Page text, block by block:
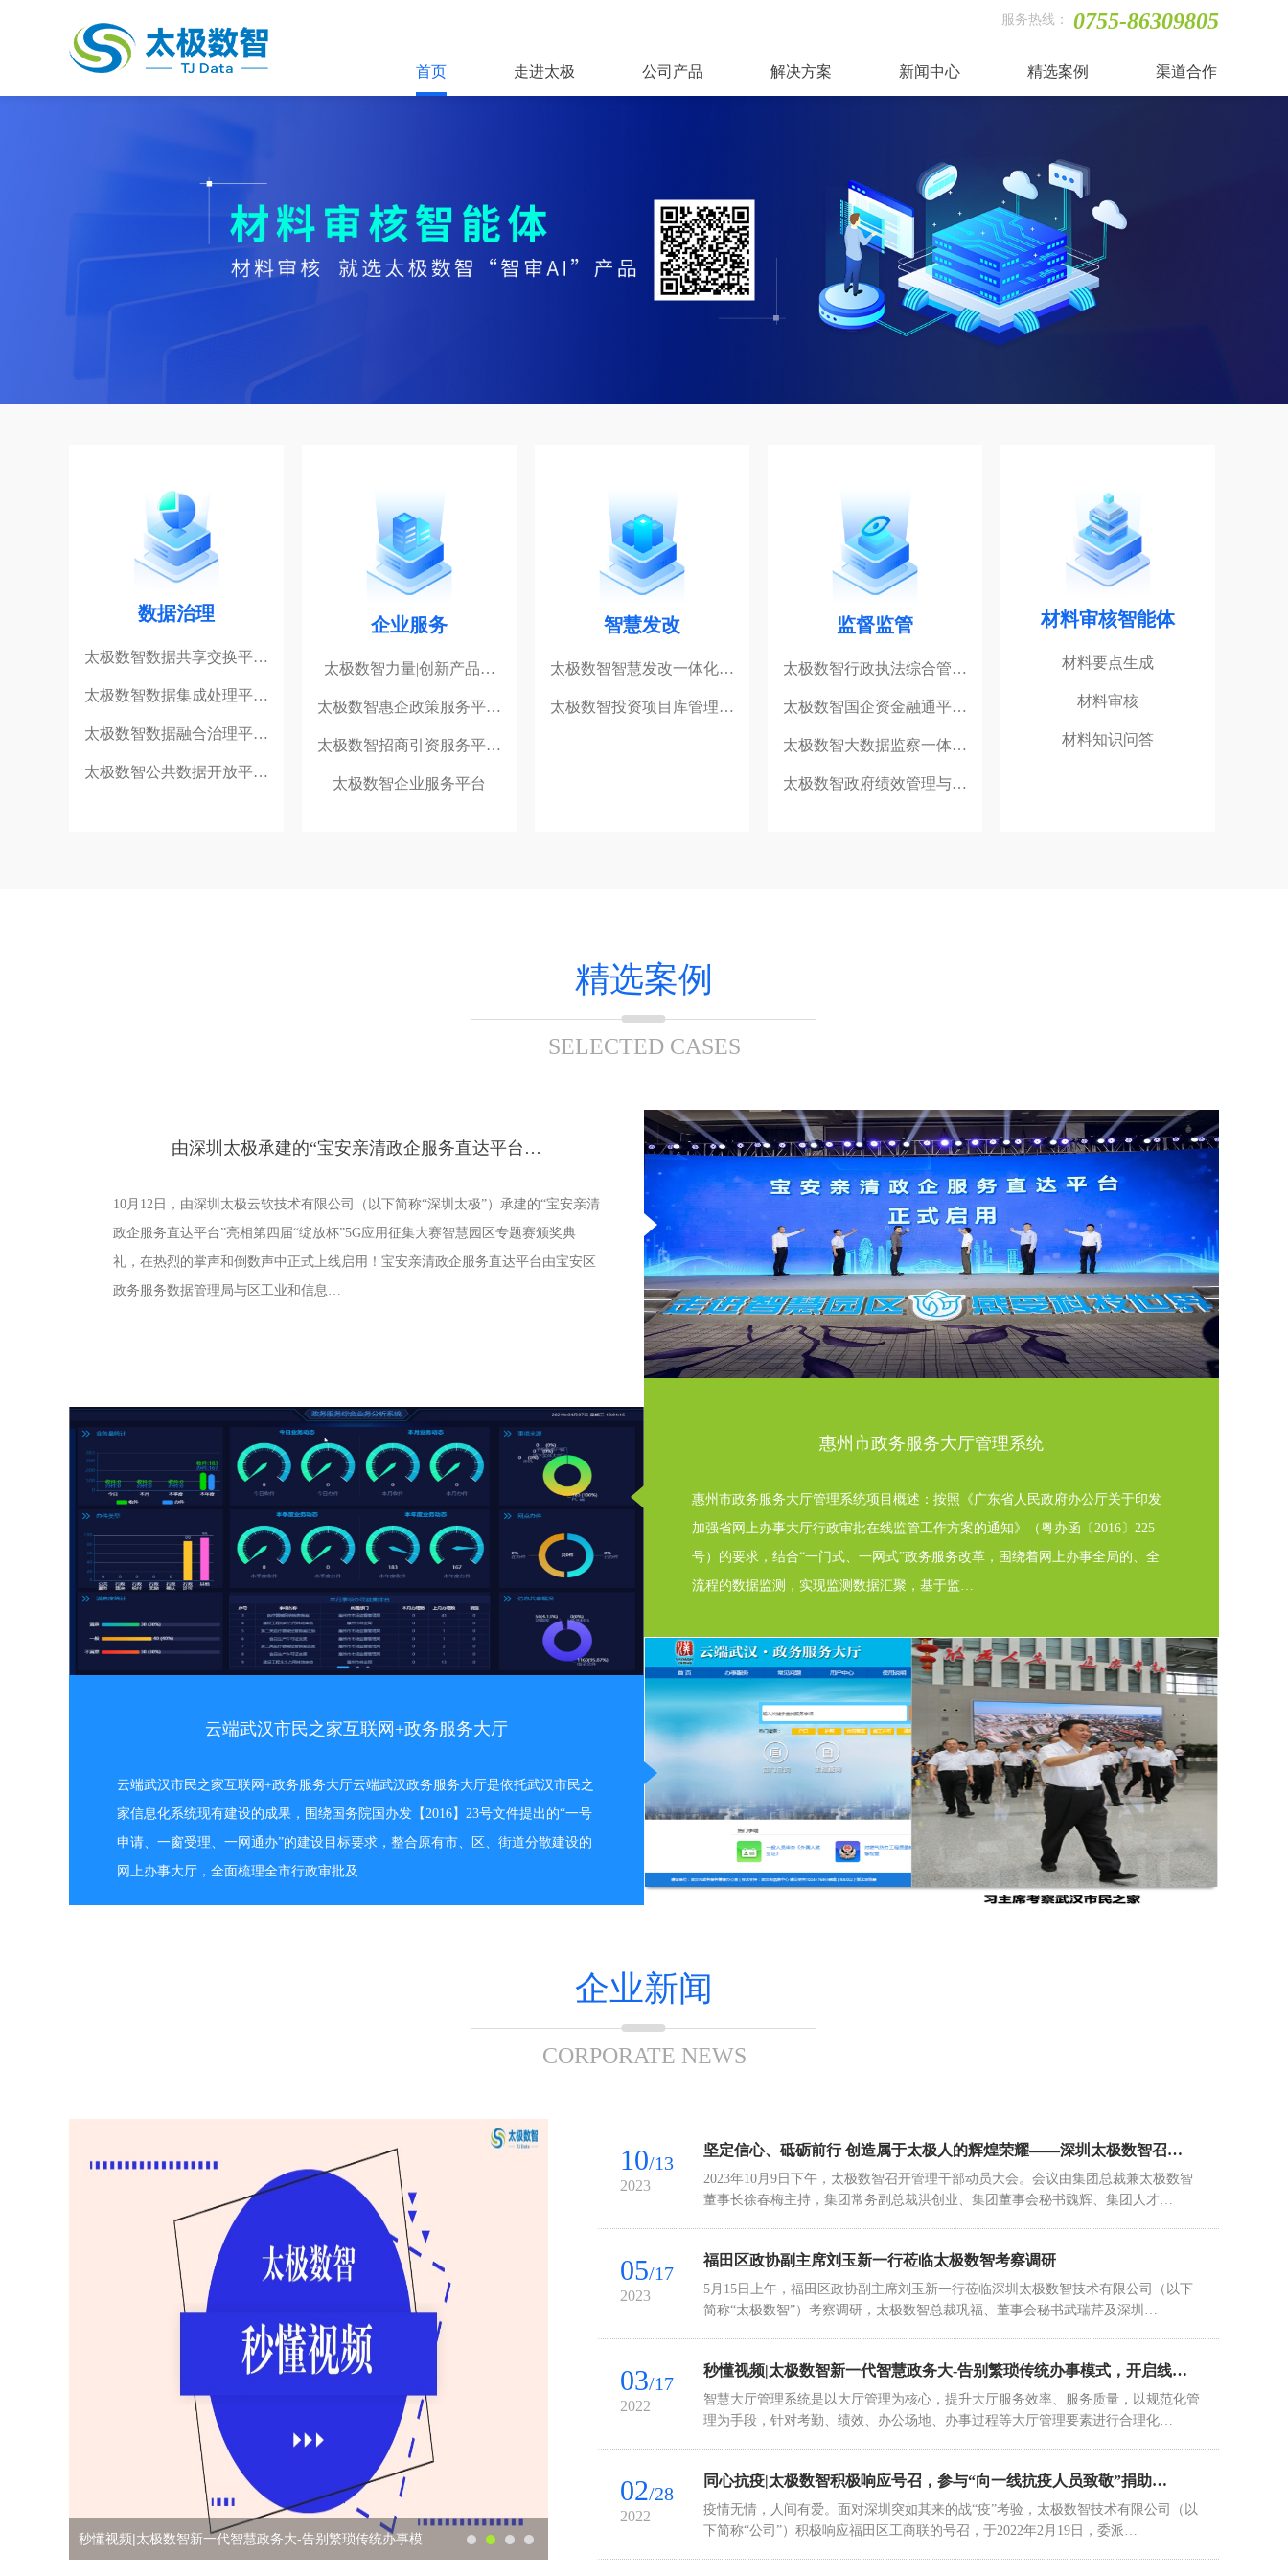
首页 走进太极 公司产品 解决方案 新闻中心 精选案例 渠道合作
服务热线： 0755-86309805
数据治理
太极数智数据共享交换平…
太极数智数据集成处理平…
太极数智数据融合治理平…
太极数智公共数据开放平…
企业服务
太极数智力量|创新产品…
太极数智惠企政策服务平…
太极数智招商引资服务平…
太极数智企业服务平台
智慧发改
太极数智智慧发改一体化…
太极数智投资项目库管理…
监督监管
太极数智行政执法综合管…
太极数智国企资金融通平…
太极数智大数据监察一体…
太极数智政府绩效管理与…
材料审核智能体
材料要点生成
材料审核
材料知识问答
精选案例
SELECTED CASES
由深圳太极承建的“宝安亲清政企服务直达平台…
10月12日，由深圳太极云软技术有限公司（以下简称“深圳太极”）承建的“宝安亲清
政企服务直达平台”亮相第四届“绽放杯”5G应用征集大赛智慧园区专题赛颁奖典
礼，在热烈的掌声和倒数声中正式上线启用！宝安亲清政企服务直达平台由宝安区
政务服务数据管理局与区工业和信息…
云端武汉市民之家互联网+政务服务大厅
云端武汉市民之家互联网+政务服务大厅云端武汉政务服务大厅是依托武汉市民之
家信息化系统现有建设的成果，围绕国务院国办发【2016】23号文件提出的“一号
申请、一窗受理、一网通办”的建设目标要求，整合原有市、区、街道分散建设的
网上办事大厅，全面梳理全市行政审批及…
惠州市政务服务大厅管理系统
惠州市政务服务大厅管理系统项目概述：按照《广东省人民政府办公厅关于印发
加强省网上办事大厅行政审批在线监管工作方案的通知》（粤办函〔2016〕225
号）的要求，结合“一门式、一网式”政务服务改革，围绕着网上办事全局的、全
流程的数据监测，实现监测数据汇聚，基于监…
企业新闻
CORPORATE NEWS
秒懂视频|太极数智新一代智慧政务大-告别繁琐传统办事模
同心抗疫|太极数智积极响应号召，参与“向一线抗疫人员致
10/13
2023
坚定信心、砥砺前行 创造属于太极人的辉煌荣耀——深圳太极数智召…
2023年10月9日下午，太极数智召开管理干部动员大会。会议由集团总裁兼太极数智
董事长徐春梅主持，集团常务副总裁洪创业、集团董事会秘书魏辉、集团人才…
05/17
2023
福田区政协副主席刘玉新一行莅临太极数智考察调研
5月15日上午，福田区政协副主席刘玉新一行莅临深圳太极数智技术有限公司（以下
简称“太极数智”）考察调研，太极数智总裁巩福、董事会秘书武瑞芹及深圳…
03/17
2022
秒懂视频|太极数智新一代智慧政务大-告别繁琐传统办事模式，开启线…
智慧大厅管理系统是以大厅管理为核心，提升大厅服务效率、服务质量，以规范化管
理为手段，针对考勤、绩效、办公场地、办事过程等大厅管理要素进行合理化…
02/28
2022
同心抗疫|太极数智积极响应号召，参与“向一线抗疫人员致敬”捐助…
疫情无情，人间有爱。面对深圳突如其来的战“疫”考验，太极数智技术有限公司（以
下简称“公司”）积极响应福田区工商联的号召，于2022年2月19日，委派…